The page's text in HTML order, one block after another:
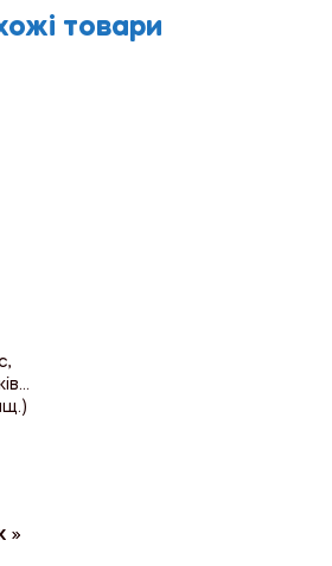
товари